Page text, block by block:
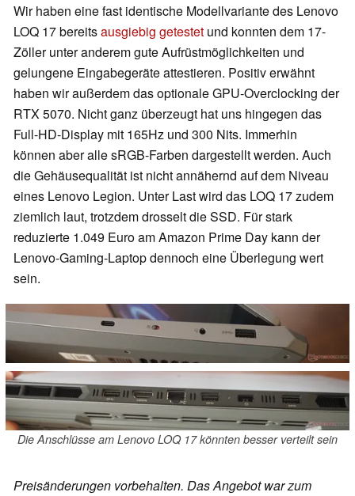
Wir haben eine fast identische Modellvariante des Lenovo
LOQ 17 bereitsausgiebig getestet und konnten dem 17-
Zöller unter anderem gute Aufrüstmöglichkeiten und
gelungene Eingabegeräte attestieren. Positiv erwähnt
haben wir außerdem das optionale GPU-Overclocking der
RTX 5070. Nicht ganz überzeugt hat uns hingegen das
Full-HD-Display mit 165Hz und 300 Nits. Immerhin
können aber alle sRGB-Farben dargestellt werden. Auch
die Gehäusequalität ist nicht annähernd auf dem Niveau
eines Lenovo Legion. Unter Last wird das LOQ 17 zudem
ziemlich laut, trotzdem drosselt die SSD. Für stark
reduzierte 1.049 Euro am Amazon Prime Day kann der
Lenovo-Gaming-Laptop dennoch eine Überlegung wert
sein.
Die Anschlüsse am Lenovo LOQ 17 könnten besser verteilt sein
Preisänderungen vorbehalten. Das Angebot war zum